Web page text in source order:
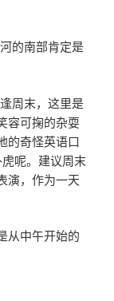
的南部肯定是
周末，这里是
容可掬的杂耍
的奇怪英语口
呢。建议周末
演，作为一天
从中午开始的